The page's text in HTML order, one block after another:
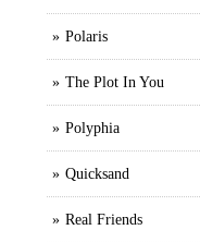
Polaris
The Plot In You
Polyphia
Quicksand
Real Friends